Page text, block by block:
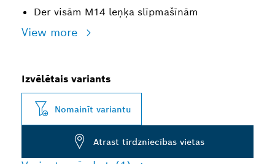
Der visām M14 leņķa slīpmašīnām
View more
Izvēlētais variants
Nomainīt variantu
Atrast tirdzniecības vietas